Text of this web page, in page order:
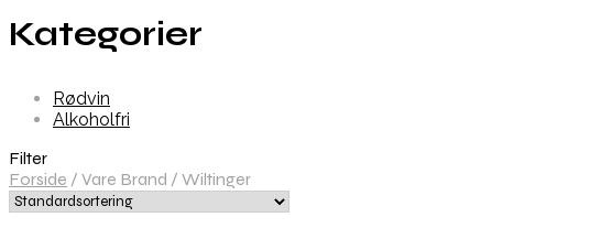
Kategorier
Rødvin
Alkoholfri
Filter
Forside / Vare Brand / Wiltinger